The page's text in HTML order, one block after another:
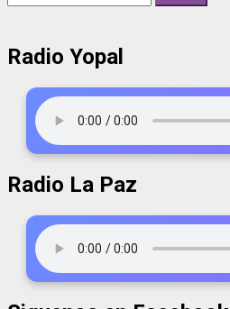
Radio Yopal
Radio La Paz